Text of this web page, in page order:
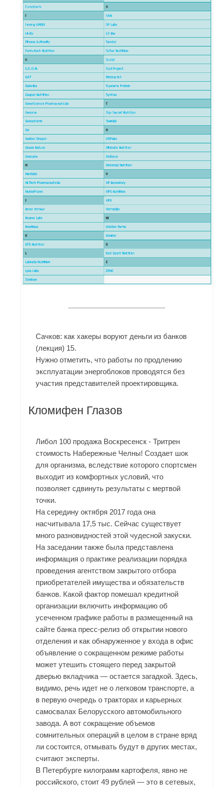
Сачков: как хакеры воруют деньги из банков
(лекция) 15.
Нужно отметить, что работы по продлению
эксплуатации энергоблоков проводятся без
участия представителей проектировщика.
Кломифен Глазов
Либол 100 продажа Воскресенск - Тритрен
стоимость Набережные Челны! Создает шок
для организма, вследствие которого спортсмен
выходит из комфортных условий, что
позволяет сдвинуть результаты с мертвой
точки.
На середину октября 2017 года она
насчитывала 17,5 тыс. Сейчас существует
много разновидностей этой чудесной закуски.
На заседании также была представлена
информация о практике реализации порядка
проведения агентством закрытого отбора
приобретателей имущества и обязательств
банков. Какой фактор помешал кредитной
организации включить информацию об
усеченном графике работы в размещенный на
сайте банка пресс-релиз об открытии нового
отделения и как обнаруженное у входа в офис
объявление о сокращенном режиме работы
может утешить стоящего перед закрытой
дверью вкладчика — остается загадкой. Здесь,
видимо, речь идет не о легковом транспорте, а
в первую очередь о тракторах и карьерных
самосвалах Белорусского автомобильного
завода. А вот сокращение объемов
сомнительных операций в целом в стране вряд
ли состоится, отмывать будут в других местах,
считают эксперты.
В Петербурге килограмм картофеля, явно не
российского, стоит 49 рублей — это в сетевых,